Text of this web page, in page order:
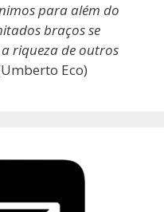
para além do
braços se
riqueza de outros
Eco)